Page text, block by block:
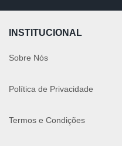
INSTITUCIONAL
Sobre Nós
Política de Privacidade
Termos e Condições